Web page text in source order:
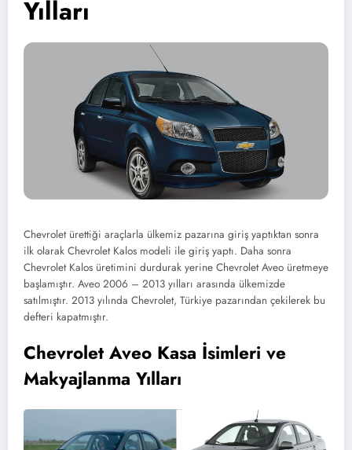
Yılları
Chevrolet ürettiği araçlarla ülkemiz pazarına giriş yaptıktan sonra
ilk olarak Chevrolet Kalos modeli ile giriş yaptı. Daha sonra
Chevrolet Kalos üretimini durdurak yerine Chevrolet Aveo üretmeye
başlamıştır. Aveo 2006 – 2013 yılları arasında ülkemizde
satılmıştır. 2013 yılında Chevrolet, Türkiye pazarından çekilerek bu
defteri kapatmıştır.
Chevrolet Aveo Kasa İsimleri ve
Makyajlanma Yılları